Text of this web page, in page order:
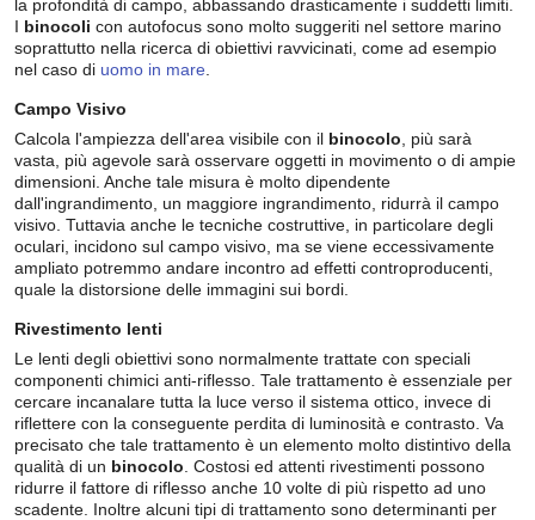
la profondità di campo, abbassando drasticamente i suddetti limiti.
I binocoli con autofocus sono molto suggeriti nel settore marino
soprattutto nella ricerca di obiettivi ravvicinati, come ad esempio
nel caso di uomo in mare
Campo Visivo
Calcola l'ampiezza dell'area visibile con il binocolo , più sarà
vasta, più agevole sarà osservare oggetti in movimento o di ampie
dimensioni. Anche tale misura è molto dipendente
dall'ingrandimento, un maggiore ingrandimento, ridurrà il campo
visivo. Tuttavia anche le tecniche costruttive, in particolare degli
oculari, incidono sul campo visivo, ma se viene eccessivamente
ampliato potremmo andare incontro ad effetti controproducenti,
quale la distorsione delle immagini sui bordi.
Rivestimento lenti
Le lenti degli obiettivi sono normalmente trattate con speciali
componenti chimici anti-riflesso. Tale trattamento è essenziale per
cercare incanalare tutta la luce verso il sistema ottico, invece di
riflettere con la conseguente perdita di luminosità e contrasto. Va
precisato che tale trattamento è un elemento molto distintivo della
qualità di un binocolo . Costosi ed attenti rivestimenti possono
ridurre il fattore di riflesso anche 10 volte di più rispetto ad uno
scadente. Inoltre alcuni tipi di trattamento sono determinanti per